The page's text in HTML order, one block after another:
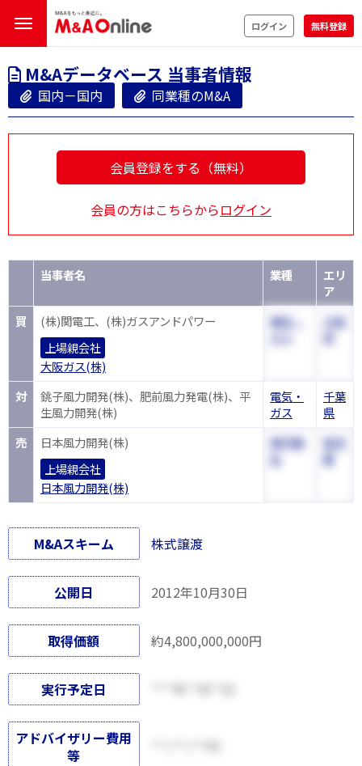
ログイン 無料登録
M&Aデータベース 当事者情報
国内－国内 同業種のM&A
会員登録をする（無料）
会員の方はこちらからログイン
当事者名 業種
エリ
ア
買
(株)関電工、(株)ガスアンドパワー
上場親会社
大阪ガス(株)
電気・
大阪
対
銚子風力開発(株)、肥前風力発電(株)、平
生風力開発(株)
電気・
ガス
千葉
県
売
日本風力開発(株)
上場親会社
日本風力開発(株)
専門商
東京
M&Aスキーム 株式譲渡
公開日 2012年10月30日
取得価額 約4,800,000,000円
実行予定日
アドバイザリー費用
等